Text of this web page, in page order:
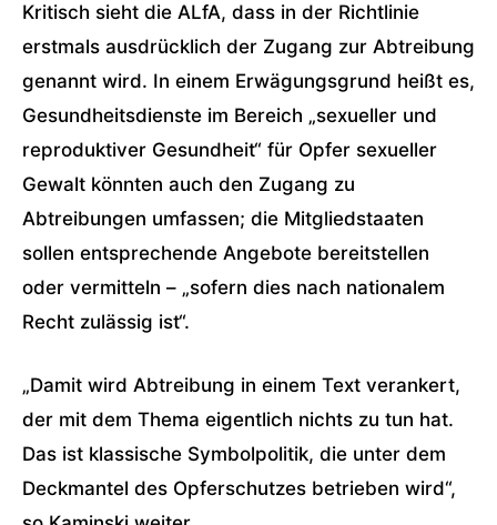
Kritisch sieht die ALfA, dass in der Richtlinie
erstmals ausdrücklich der Zugang zur Abtreibung
genannt wird. In einem Erwägungsgrund heißt es,
Gesundheitsdienste im Bereich „sexueller und
reproduktiver Gesundheit“ für Opfer sexueller
Gewalt könnten auch den Zugang zu
Abtreibungen umfassen; die Mitgliedstaaten
sollen entsprechende Angebote bereitstellen
oder vermitteln – „sofern dies nach nationalem
Recht zulässig ist“.
„Damit wird Abtreibung in einem Text verankert,
der mit dem Thema eigentlich nichts zu tun hat.
Das ist klassische Symbolpolitik, die unter dem
Deckmantel des Opferschutzes betrieben wird“,